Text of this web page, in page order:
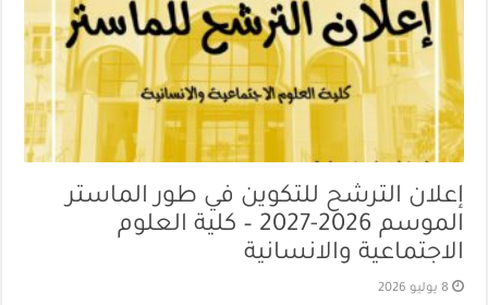
إعلان الترشح للتكوين في طور الماستر
الموسم 2026-2027 – كلية العلوم
الاجتماعية والانسانية
8 يوليو 2026